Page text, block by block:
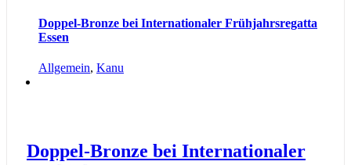
Doppel-Bronze bei Internationaler Frühjahrsregatta
Essen
Allgemein, Kanu
Doppel-Bronze bei Internationaler